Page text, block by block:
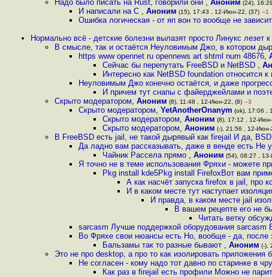
Надо было писать на Rust, говорили они , Аноним (24),
И написали на C , Аноним (15), 17:43 , 12-Июн-22, (37) –1
Ошибка логическая - от яп вон то вообще не зависит
Нормально всё - детские болезни вылазят просто Линукс лезет
В смысле, так и остаётся Неуловимым Джо, в котором
https www opennet ru opennews art shtml num 48676,
Сейчас бы перепутать FreeBSD и NetBSD ,
Интересно как NetBSD foundation относится
Неуловимым Джо конечно остаётся, и даже
И причем тут снапы с файерджейлами и
Скрыто модератором, Аноним (8), 11:48 , 12-Июн-22, (8) –3
Скрыто модератором, YetAnotherOnanym (ok), 17:06 ,
Скрыто модератором, Аноним (8), 17:12 , 12-
Скрыто модератором, Аноним (-), 21:56 , 12-Июн-
В FreeBSD есть jail, не такой дырявый как firejail И да,
Да ладно вам рассказывать, даже в венде есть Не
Чайник Рассела прямо , Аноним (54), 08:27 ,
Я точно не в теме использования Фряхи - можете
Pkg install kde5Pkg install FirefoxВот вам
А как насчёт запуска firefox в jail, про
И в каком месте тут наступает
И правда, в каком месте jail
В вашем рецепте его не
Читать ветку
sarcasm Лучше поддержкой оборудования sarcasm
Во Фряхе свои нюансы есть Но, вообще - да, после
Бальзамы так то разные бывают , Аноним (-),
Это не про desktop, а про то как изолировать приложения
Не согласен - кому надо тот давно по старинке в
Как раз в firejail есть профили Можно не